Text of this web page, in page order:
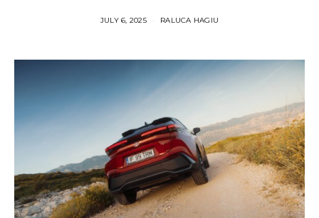
JULY 6, 2025 RALUCA HAGIU